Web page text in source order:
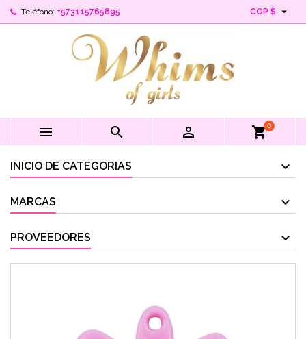
Teléfono: +573115765895 COP $ 
   shopping_cart0
INICIO DE CATEGORIAS
MARCAS
PROVEEDORES